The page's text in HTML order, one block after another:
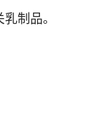
制品。